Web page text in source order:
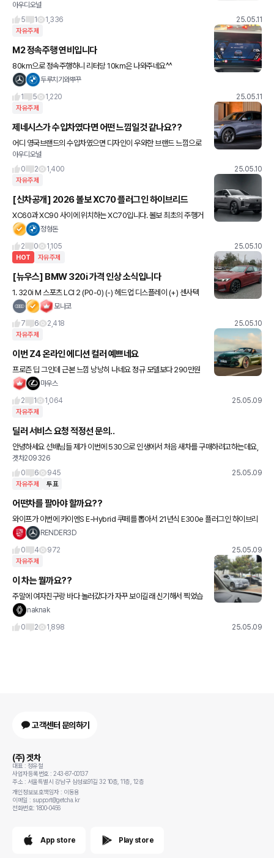
아우디오널
5
1 1,336 25.05.11
자유주제
M2 정속주행 연비입니다
80km으로 정속주행하니 리터당 10km은 나와주네요^^
두루치기와뿌꾸
1
5 1,220 25.05.11
자유주제
제네시스가 수입차였다면 어떤 느낌일것 같나요??
어디 영국브랜드의 수입차였으면 디자인이 우와한 브랜드 느낌으로
gv70 g80은 좀 팔릴듯 2010년대 재규어 느낌이랄까
아우디오널
0
2 1,400 25.05.10
자유주제
[신차공개] 2026 볼보 XC70 플러그인 하이브리드
XC60과 XC90 사이에 위치하는 XC70입니다. 볼보 최초의 주행거
리 연장형 PHEV 모델로 순수 전기로만 200km 주행이 가능하고 엔
정형돈
2
0 1,105 25.05.10
HOT 자유주제
[뉴우스] BMW 320i 가격 인상 소식입니다
1. 320i M 스포츠 LCI 2 (P0-0) (-) 헤드업 디스플레이 (+) 센사텍
대시보드 (+) 서라운드 뷰 (파어플) (+) 어댑티브 M 서스펜션 (+) M
모나코
7
6 2,418 25.05.10
자유주제
이번 Z4 온라인 에디션 컬러 예쁘네요
프로즌 딥 그인데 근본 느낌 낭낭히 나네요 정규 모델보다 290만원
비싸긴 한데 예뻐서 고민좀 될듯 ㅎ
마우스
2
1 1,064 25.05.09
자유주제
딜러 서비스 요청 적정선 문의..
안녕하세요 선배님들 제가 이번에 530으로 인생에서 처음 새차를 구매하려고하는데요,
썬팅이나 ppf등 딜러 서비스는 어떤 회사꺼? 제품? 으로 요구하는게 합리적일까요? 시승
할때부터 딜러분이 너
겟차209326
0
6 945 25.05.09
자유주제 투표
어떤차를 팔아야 할까요??
와이프가 이번에 카이엔S E-Hybrid 쿠페를 뽑아서 21년식 E300e 플러그인 하이브리
드 와 15년식 마칸S 디젤중 하나를 정리하려고 합니다 마칸은 ACC도 없는 거의 깡통이
RENDER3D
0
4 972 25.05.09
자유주제
이 차는 뭘까요??
주말에 여자친구랑 바다 놀러갔다가 자꾸 보이길래 신기해서 찍었습
니다 ㅎ 휠보니 벤츠인거같은데 가까이서 헤드라이트보니 안에 삼각
naknak
0
2 1,898 25.05.09
고객센터 문의하기
(주) 겟차
대표 : 정유철
사업자등록번호 : 243-87-00137
주소 : 서울특별시 강남구 삼성로91길 32 10층, 11층, 12층
개인정보보호책임자 : 이동용
이메일 : support@getcha.kr
전화번호: 1800-0456
App store Play store